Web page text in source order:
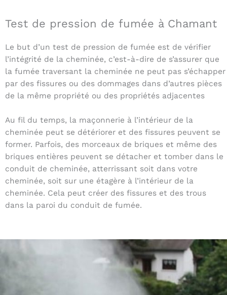
Test de pression de fumée à Chamant
Le but d’un test de pression de fumée est de vérifier
l’intégrité de la cheminée, c’est-à-dire de s’assurer que
la fumée traversant la cheminée ne peut pas s’échapper
par des fissures ou des dommages dans d’autres pièces
de la même propriété ou des propriétés adjacentes
Au fil du temps, la maçonnerie à l’intérieur de la
cheminée peut se détériorer et des fissures peuvent se
former. Parfois, des morceaux de briques et même des
briques entières peuvent se détacher et tomber dans le
conduit de cheminée, atterrissant soit dans votre
cheminée, soit sur une étagère à l’intérieur de la
cheminée. Cela peut créer des fissures et des trous
dans la paroi du conduit de fumée.